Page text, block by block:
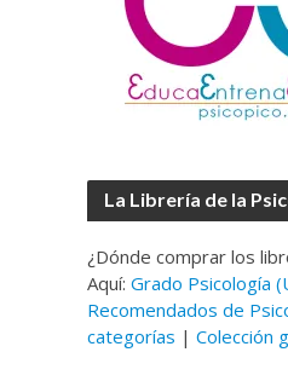
La Librería de la
¿Dónde comprar los
Aquí:Grado Psicología
Recomendados de
categorías |Colección